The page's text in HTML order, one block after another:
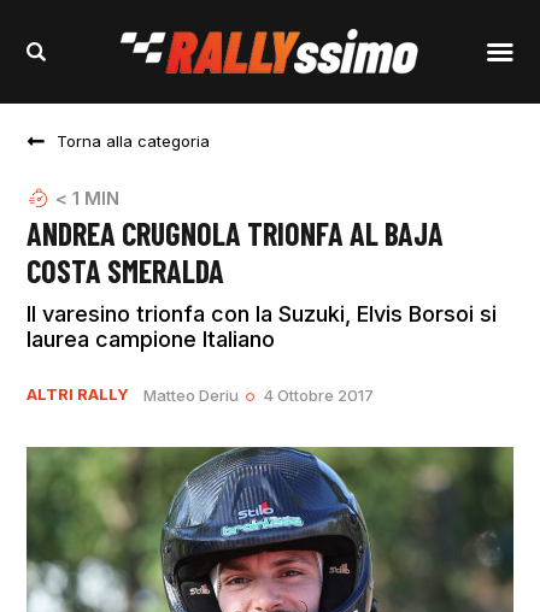
Torna alla categoria
< 1 MIN
ANDREA CRUGNOLA TRIONFA AL BAJA
COSTA SMERALDA
Il varesino trionfa con la Suzuki, Elvis Borsoi si
laurea campione Italiano
ALTRI RALLY Matteo Deriu 4 Ottobre 2017